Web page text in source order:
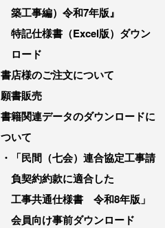
築工事編）令和7年版』
特記仕様書（Excel版）ダウン
ロード
書店様のご注文について
願書販売
書籍関連データのダウンロードに
ついて
「民間（七会）連合協定工事請
負契約約款に適合した
工事共通仕様書 令和8年版」
会員向け事前ダウンロード